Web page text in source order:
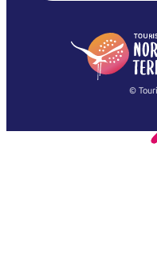
English
(Singapore)
Français
©